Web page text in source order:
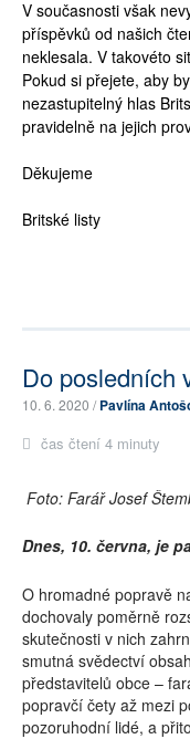
V současnosti však
příspěvků od našich
neklesala. V takovéto
Pokud si přejete, aby
nezastupitelný hlas
pravidelně na jejich
Děkujeme
Britské listy
Do posledních
10. 6. 2020 /Pavlína
čas čtení 4 minuty
Foto: Farář Josef
Dnes, 10. června, je
O hromadné popravě
dochovaly poměrně
skutečnosti v nich
smutná svědectví
představitelů obce –
popravčí čety až mezi
pozoruhodní lidé, a